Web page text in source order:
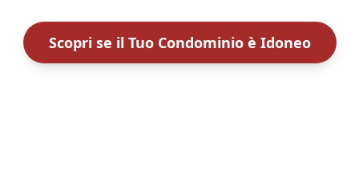
Scopri se il Tuo Condominio è Idoneo